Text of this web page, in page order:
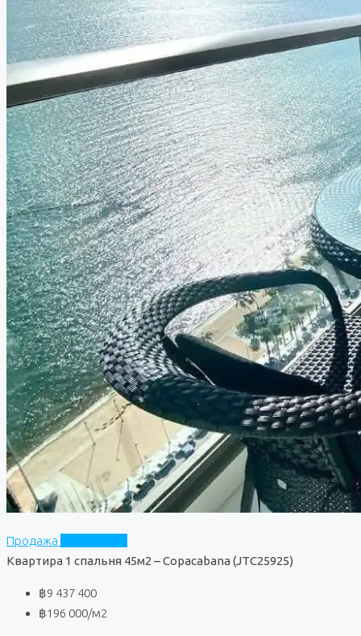
Продажа
Квартира 1 спальня 45м2 – Copacabana (JTC25925)
฿9 437 400
฿196 000/м2